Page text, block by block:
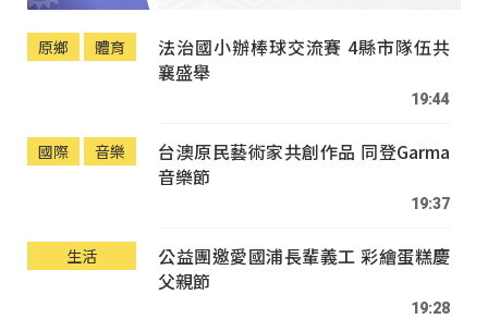
原鄉 體育
法治國小辦棒球交流賽 4縣市隊伍共
襄盛舉
19:44
國際 音樂
台澳原民藝術家共創作品 同登Garma
音樂節
19:37
生活
公益團邀愛國浦長輩義工 彩繪蛋糕慶
父親節
19:28